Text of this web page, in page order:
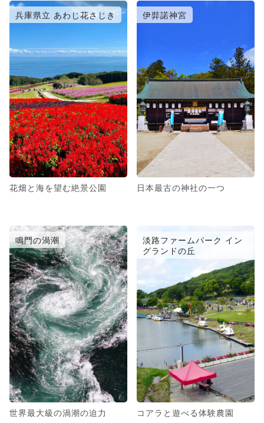
兵庫県立 あわじ花さじき
花畑と海を望む絶景公園
伊弉諾神宮
日本最古の神社の一つ
鳴門の渦潮
世界最大級の渦潮の迫力
淡路ファームパーク イン
グランドの丘
コアラと遊べる体験農園